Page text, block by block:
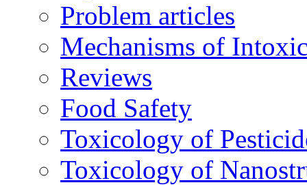
Problem articles
Mechanisms of
Reviews
Food Safety
Toxicology of
Toxicology of